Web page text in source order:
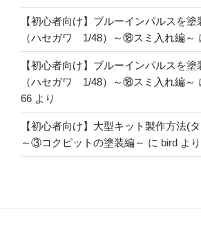
【初心者向け】ブルーインパルスを
（ハセガワ 1/48）～⑱スミ入れ編～
【初心者向け】ブルーインパルスを
（ハセガワ 1/48）～⑱スミ入れ編～
66 より
【初心者向け】大型キット製作方
～③コクピットの塗装編～ に bird より